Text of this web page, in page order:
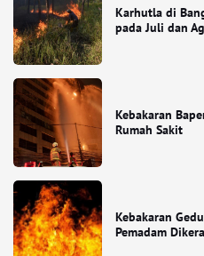
Karhutla di
pada Juli dan
Kebakaran
Rumah Sakit
Kebakaran
Pemadam